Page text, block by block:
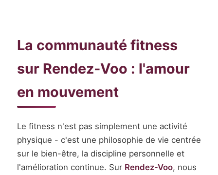
La communauté fitness
sur Rendez-Voo : l'amour
en mouvement
Le fitness n'est pas simplement une activité
physique - c'est une philosophie de vie centrée
sur le bien-être, la discipline personnelle et
l'amélioration continue. Sur Rendez-Voo, nous